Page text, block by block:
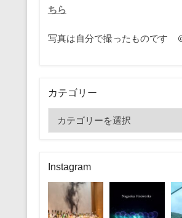
ちら
写真は自分で撮ったものです
カテゴリー
テ
リ
ー
Instagram